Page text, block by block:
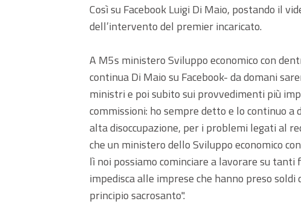
Così su Facebook Luigi Di Maio, postando il
dell’intervento del premier incaricato.
A M5s ministero Sviluppo economico con
continua Di Maio su Facebook- da domani
ministri e poi subito sui provvedimenti più
commissioni: ho sempre detto e lo continuo
alta disoccupazione, per i problemi legati al
che un ministero dello Sviluppo economico
lì noi possiamo cominciare a lavorare su tanti
impedisca alle imprese che hanno preso
principio sacrosanto".